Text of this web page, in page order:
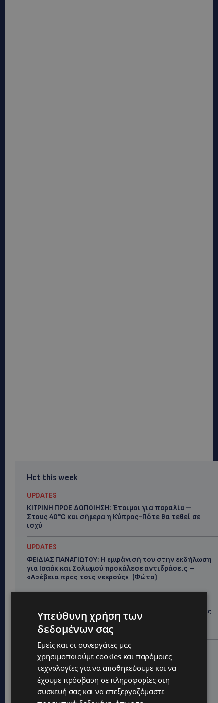
Hot this week
UPDATES
ΚΙΤΡΙΝΗ ΠΡΟΕΙΔΟΠΟΙΗΣΗ: Έτοιμοι για παραλία –
Στους 40°C και σήμερα η Κύπρος-Πότε θα τεθεί σε
ισχύ
UPDATES
ΦΕΙΔΙΑΣ ΠΑΝΑΓΙΩΤΟΥ: Η εμφάνισή του στην εκδήλωση
για Ισαάκ και Σολωμού προκάλεσε αντιδράσεις –
«Ασέβεια προς τους νεκρούς»-(Φώτο)
ΔΗΜΟΣ ΛΑΤΣΙΩΝ – ΓΕΡΙΟΥ: Πάνω από 8.000 υπογραφές
κατά των Δομών Ανηλίκων – Ζητούν γραπτή
δέσμευση από το Κράτος
UPDATES
ΑΓΙΟΣ ΙΩΑΝΝΗΣ ΠΙΤΣΙΛΙΑΣ: Ξανανοίγει η πισίνα του
χωριού – Μια ανάσα δροσιάς για κατοίκους και
επισκέπτες
Υπεύθυνη χρήση των
δεδομένων σας
Εμείς και οι συνεργάτες μας
χρησιμοποιούμε cookies και παρόμοιες
τεχνολογίες για να αποθηκεύουμε και να
έχουμε πρόσβαση σε πληροφορίες στη
συσκευή σας και να επεξεργαζόμαστε